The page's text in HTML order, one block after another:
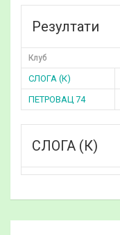
Резултати
Клуб
СЛОГА (К)
ПЕТРОВАЦ 74
СЛОГА (К)